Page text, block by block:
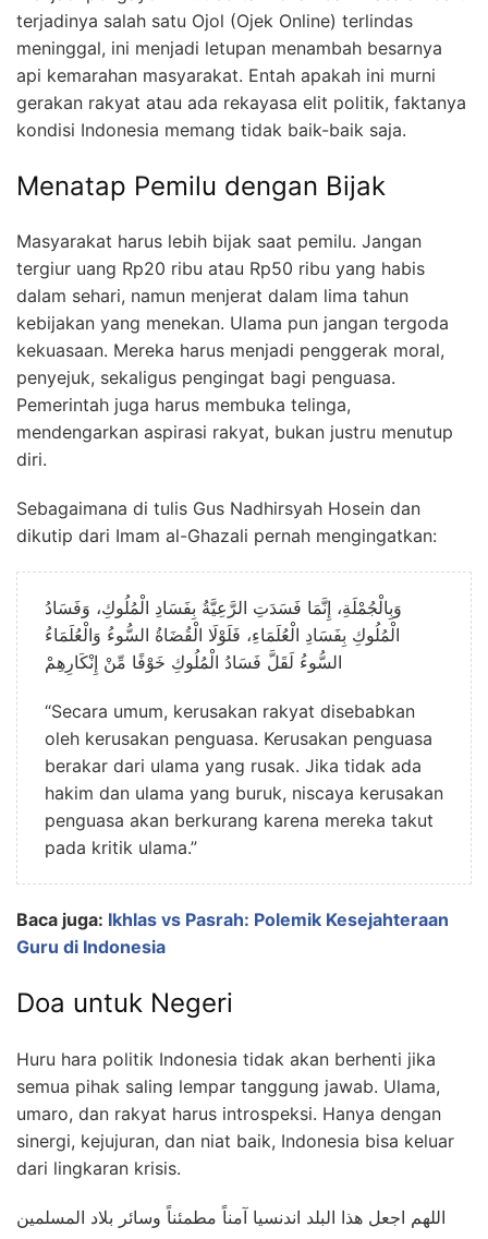
terjadinya salah satu Ojol (Ojek Online) terlindas
meninggal, ini menjadi letupan menambah besarnya
api kemarahan masyarakat. Entah apakah ini murni
gerakan rakyat atau ada rekayasa elit politik, faktanya
kondisi Indonesia memang tidak baik-baik saja.
Menatap Pemilu dengan Bijak
Masyarakat harus lebih bijak saat pemilu. Jangan
tergiur uang Rp20 ribu atau Rp50 ribu yang habis
dalam sehari, namun menjerat dalam lima tahun
kebijakan yang menekan. Ulama pun jangan tergoda
kekuasaan. Mereka harus menjadi penggerak moral,
penyejuk, sekaligus pengingat bagi penguasa.
Pemerintah juga harus membuka telinga,
mendengarkan aspirasi rakyat, bukan justru menutup
diri.
Sebagaimana di tulis Gus Nadhirsyah Hosein dan
dikutip dari Imam al-Ghazali pernah mengingatkan:
الْمُلُوكِ بِفَسَادِ الْعُلَمَاءِ، فَلَوْلَا الْقُضَاةُ السُّوءُ وَالْعُلَمَاءُ
السُّوءُ لَقَلَّ فَسَادُ الْمُلُوكِ خَوْفًا مِّنْ إِنْكَارِهِمْ
“Secara umum, kerusakan rakyat disebabkan
oleh kerusakan penguasa. Kerusakan penguasa
berakar dari ulama yang rusak. Jika tidak ada
hakim dan ulama yang buruk, niscaya kerusakan
penguasa akan berkurang karena mereka takut
pada kritik ulama.”
Baca juga: Ikhlas vs Pasrah: Polemik Kesejahteraan
Guru di Indonesia
Doa untuk Negeri
Huru hara politik Indonesia tidak akan berhenti jika
semua pihak saling lempar tanggung jawab. Ulama,
umaro, dan rakyat harus introspeksi. Hanya dengan
sinergi, kejujuran, dan niat baik, Indonesia bisa keluar
dari lingkaran krisis.
اللهم اجعل هذا البلد اندنسيا آمناً مطمئناً وسائر بلاد المسلمين